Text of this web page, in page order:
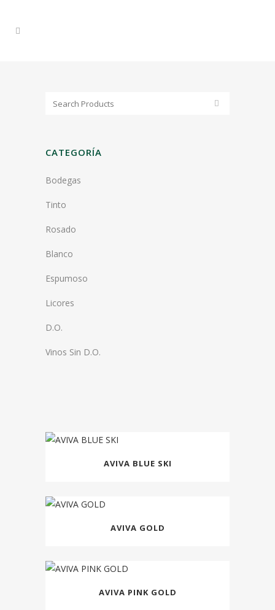
CATEGORÍA
Bodegas
Tinto
Rosado
Blanco
Espumoso
Licores
D.O.
Vinos Sin D.O.
AVIVA BLUE SKI
AVIVA GOLD
AVIVA PINK GOLD